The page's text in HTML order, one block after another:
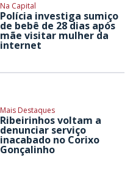
Na Capital
Polícia investiga sumiço
de bebê de 28 dias após
mãe visitar mulher da
internet
Mais Destaques
Ribeirinhos voltam a
denunciar serviço
inacabado no Corixo
Gonçalinho